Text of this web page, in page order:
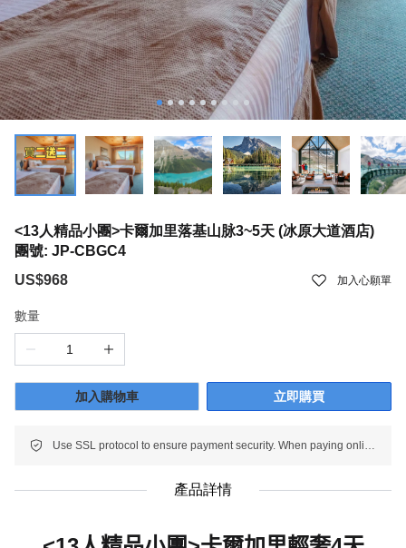
<13人精品小團>卡爾加里落基山脉3~5天 (冰原大道酒店)
團號: JP-CBGC4
US$968
加入心願單
數量
加入購物車 立即購買
Use SSL protocol to ensure payment security. When paying online, your payment information is protected.
產品詳情